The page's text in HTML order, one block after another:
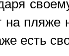
на
есть